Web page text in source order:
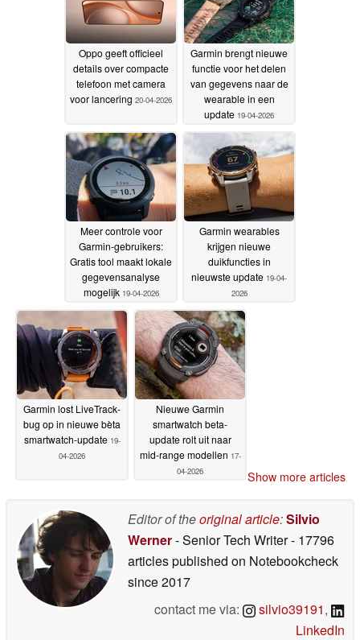
Oppo geeft officieel
details over compacte
telefoon met camera
voor lancering 20-04-2026
Garmin brengt nieuwe
functie voor het delen
van gegevens naar de
wearable in een
update 19-04-2026
Meer controle voor
Garmin-gebruikers:
Gratis tool maakt lokale
gegevensanalyse
mogelijk 19-04-2026
Garmin wearables
krijgen nieuwe
duikfuncties in
nieuwste update 19-04-
2026
Garmin lost LiveTrack-
bug op in nieuwe bèta
smartwatch-update 19-
04-2026
Nieuwe Garmin
smartwatch beta-
update rolt uit naar
mid-range modellen 17-
04-2026
Show more articles
Editor of theoriginal article:Silvio
Werner- Senior Tech Writer- 17796
articles published on Notebookcheck
since 2017
contact me via:
silvio39191,
LinkedIn